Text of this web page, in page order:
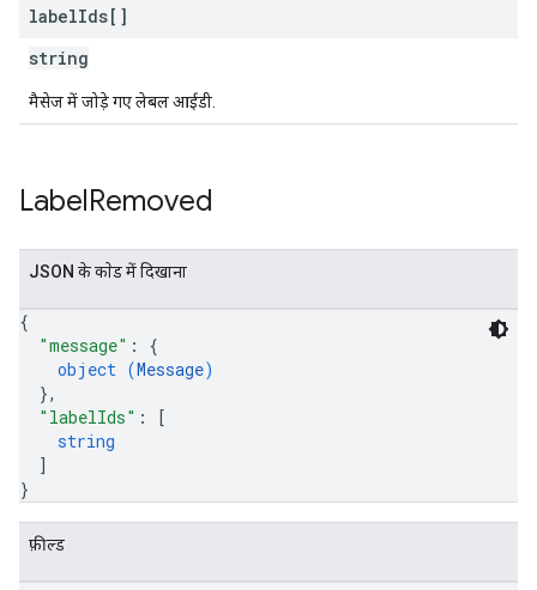
labelIds[]
string
मैसेज में जोड़े गए लेबल आईडी.
LabelRemoved
JSON के काेड में दिखाना
{
"message" : {
object (Message)
},
"labelIds" :
[
string
]
}
फ़ील्ड